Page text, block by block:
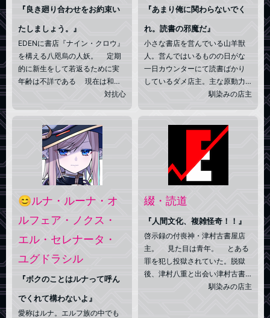
『良き廻り合わせをお約束い
たしましょう。』
EDENに書店『ナイン・クロウ』
を構える八咫烏の人妖。 定期
的に新生をして若返るために実
年齢は不詳である 現在は和様
折衷の服装を擦り続けているあ
に負ける。 本は好きだが本
には詳しくはないのでなんでも
仕入れているため、品ぞろえは
混沌の一途、雑貨店と化しつつ
ある店は最近イートインスペー
スも始めた。 身長172c
m
対抗心
『あまり俺に関わらないでく
れ。読書の邪魔だ』
小さな書店を営んでいる山羊獣
人。営んではいるものの日がな
一日カウンターにて読書ばかり
しているダメ店主。主な原動力
が新たな知識を得ることであ
らである。故に、その世界を壊
そうとするならば、全力を以て
馴染みの店主
😊ルナ・ルーナ・オ
ルフェア・ノクス・
エル・セレナータ・
ユグドラシル
『ボクのことはルナって呼ん
でくれて構わないよ』
愛称はルナ。エルフ族の中でも
綴・読道
『人間文化、複雑怪奇！！』
啓示録の付喪神・津村古書屋店
主。 見た目は青年。 とある
罪を犯し投獄されていた。脱獄
後、津村八重と出会い津村古書
店の店主を務める。また、本人
馴染みの店主